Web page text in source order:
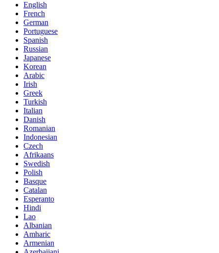
English
French
German
Portuguese
Spanish
Russian
Japanese
Korean
Arabic
Irish
Greek
Turkish
Italian
Danish
Romanian
Indonesian
Czech
Afrikaans
Swedish
Polish
Basque
Catalan
Esperanto
Hindi
Lao
Albanian
Amharic
Armenian